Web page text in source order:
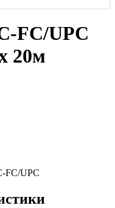
FC/UPC
20м
FC/UPC